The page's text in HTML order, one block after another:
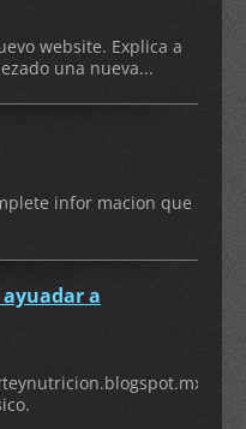
website. Explica a
una nueva...
infor macion que
a